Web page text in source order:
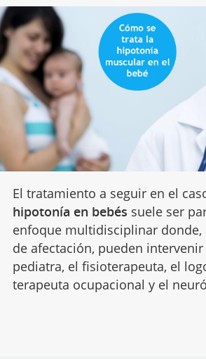
El tratamiento a seguir en el
hipotonía en bebés suele ser
enfoque multidisciplinar donde,
de afectación, pueden
pediatra, el fisioterapeuta, el
terapeuta ocupacional y el